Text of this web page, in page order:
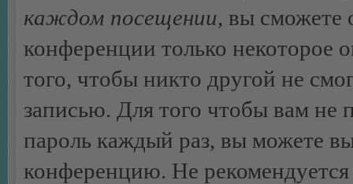
каждом посещении, вы сможете
конференции только некоторое
того, чтобы никто другой не
записью. Для того чтобы вам не
пароль каждый раз, вы можете
конференцию. Не